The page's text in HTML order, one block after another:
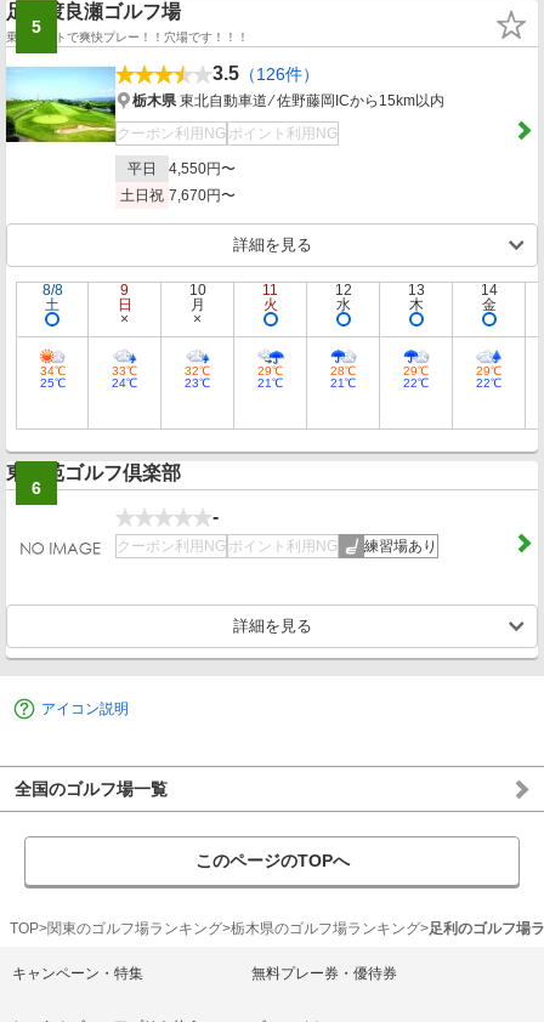
5
足利渡良瀬ゴルフ場
乗用カートで爽快プレー！！穴場です！！！
3.5 （126件）
栃木県東北自動車道 ⁄ 佐野藤岡ICから15km以内
クーポン利用NG ポイント利用NG
平日
4,550円〜
土日祝 7,670円〜
詳細を見る
8/8
土
34℃
25℃
9
日
33℃
24℃
10
月
32℃
23℃
11
火
29℃
21℃
12
水
28℃
21℃
13
木
29℃
22℃
14
金
29℃
22℃
6
東松苑ゴルフ倶楽部
-
クーポン利用NG ポイント利用NG 練習場あり
詳細を見る
アイコン説明
全国のゴルフ場一覧
このページのTOPへ
TOP 関東のゴルフ場ランキング 栃木県のゴルフ場ランキング 足利のゴルフ場
キャンペーン・特集 無料プレー券・優待券